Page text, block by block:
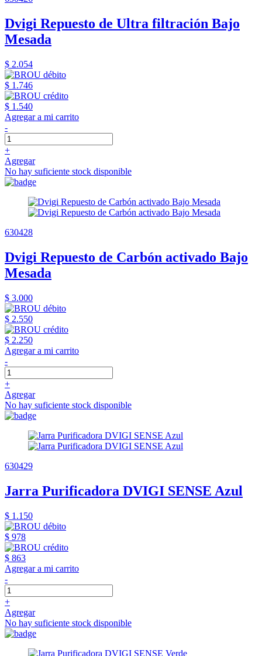
Dvigi Repuesto de Ultra filtración Bajo
Mesada
$ 2.054
$ 1.746
$ 1.540
Agregar a mi carrito
-
+
Agregar
No hay suficiente stock disponible
630428
Dvigi Repuesto de Carbón activado Bajo
Mesada
$ 3.000
$ 2.550
$ 2.250
Agregar a mi carrito
-
+
Agregar
No hay suficiente stock disponible
630429
Jarra Purificadora DVIGI SENSE Azul
$ 1.150
$ 978
$ 863
Agregar a mi carrito
-
+
Agregar
No hay suficiente stock disponible